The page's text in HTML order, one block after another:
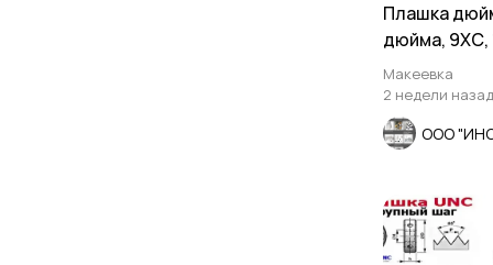
Плашка
дюйма, 9ХС,
мм, DIN 223
Макеевка
2 недели назад
ООО